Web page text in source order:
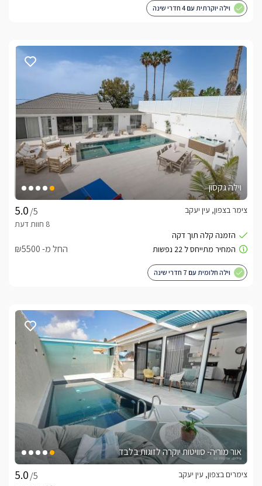
וילה יוקרתית עם 4 חדרי שינה
וילה גקסון
/5
צימר בצפון, עין יעקב
החל מ- ₪5500
וילה חלומית עם 7 חדרי שינה
אור מוריה- סוויטות יוקרה לזוגות בלבד
/5
צימרים בצפון, עין יעקב